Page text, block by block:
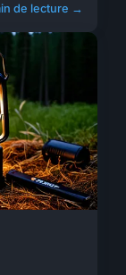
de lecture →